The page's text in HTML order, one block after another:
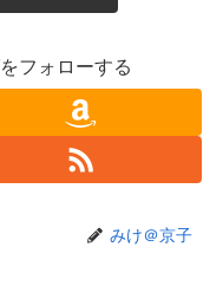
まで晒されるｗｗｗｗ
で炎上
ったけぇ壁」に引き続き
、イタリアを2分で消滅
フォローする
みけ＠京子